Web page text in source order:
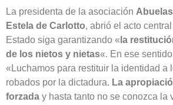
La presidenta de la asociación
Estela de Carlotto, abrió el acto
Estado siga garantizando « la
de los nietos y nietas«. En ese
«Luchamos para restituir la identidad a
robados por la dictadura. La
forzada y hasta tanto no se conozca la